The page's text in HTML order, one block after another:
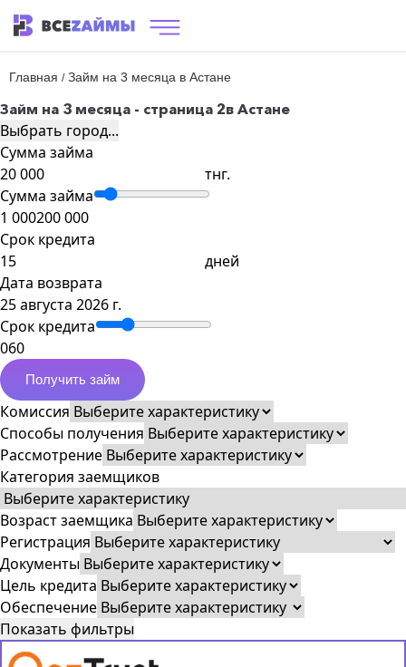
Главная / Займ на 3 месяца в Астане
Займ на 3 месяца - страница 2в Астане
Выбрать город...
Сумма займа
тнг.
Сумма займа
1 000200 000
Срок кредита
дней
Дата возврата
25 августа 2026 г.
Срок кредита
060
Получить займ
Комиссия
Способы получения
Рассмотрение
Категория заемщиков
Возраст заемщика
Регистрация
Документы
Цель кредита
Обеспечение
Показать фильтры